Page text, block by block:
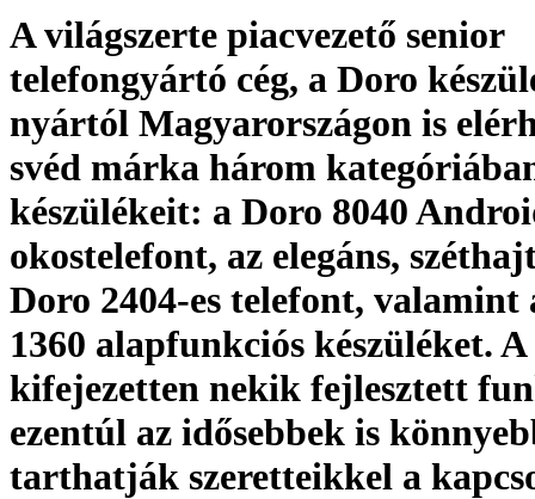
A világszerte piacvezető senior
telefongyártó cég, a Doro
nyártól Magyarországon is
svéd márka három
készülékeit: a Doro 8040
okostelefont, az elegáns,
Doro 2404-es telefont, valamint
1360 alapfunkciós készüléket. A
kifejezetten nekik fejlesztett
ezentúl az idősebbek is
tarthatják szeretteikkel a